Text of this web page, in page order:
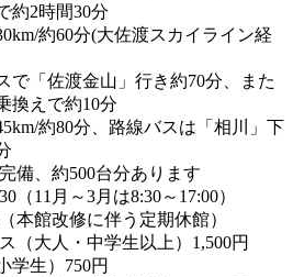
約2時間30分
約60分(大佐渡スカイライン経
で「佐渡金山」行き約70分、また
換えで約10分
約80分、路線バスは「相川」下
備、約500台分あります
（11月～3月は8:30～17:00）
本館改修に伴う定期休館）
（大人・中学生以上）1,500円
学生）750円